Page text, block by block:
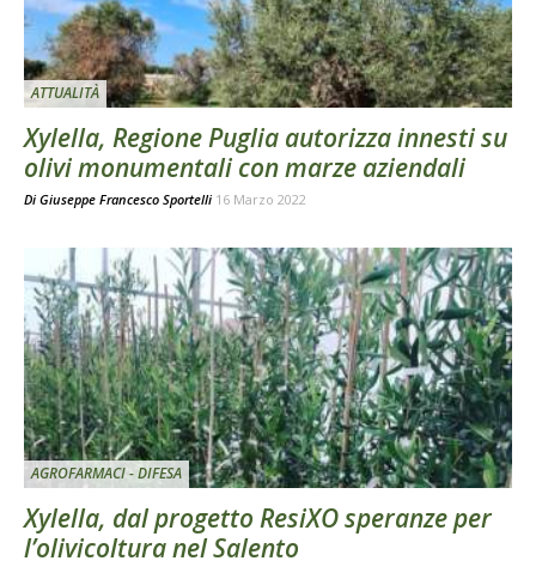
ATTUALITÀ
Xylella, Regione Puglia autorizza innesti su
olivi monumentali con marze aziendali
Di Giuseppe Francesco Sportelli 16 Marzo 2022
AGROFARMACI - DIFESA
Xylella, dal progetto ResiXO speranze per
l’olivicoltura nel Salento